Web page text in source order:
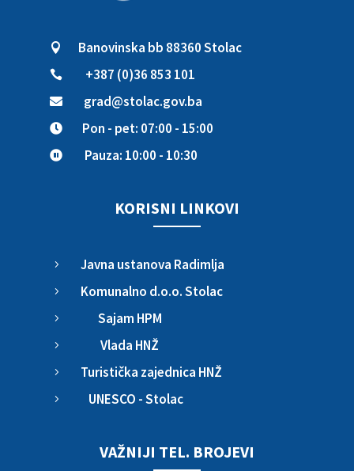
 Banovinska bb 88360 Stolac
 +387 (0)36 853 101
 grad@stolac.gov.ba
 Pon - pet: 07:00 - 15:00
 Pauza: 10:00 - 10:30
KORISNI LINKOVI
5 Javna ustanova Radimlja
5 Komunalno d.o.o. Stolac
5 Sajam HPM
5 Vlada HNŽ
5 Turistička zajednica HNŽ
5 UNESCO - Stolac
VAŽNIJI TEL. BROJEVI